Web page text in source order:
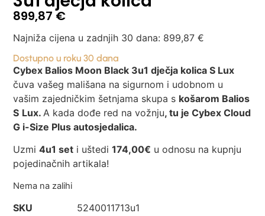
899,87€
Najniža cijena u zadnjih 30 dana: 899,87€
Dostupno u roku 30 dana
Cybex Balios Moon Black 3u1 dječja kolica S Lux
čuva vašeg mališana na sigurnom i udobnom u
vašim zajedničkim šetnjama skupa s košarom Balios
S Lux. A kada dođe red na vožnju, tu je Cybex Cloud
G i-Size Plus autosjedalica.
Uzmi4u1 set i uštedi174,00€ u odnosu na kupnju
pojedinačnih artikala!
Nema na zalihi
SKU
5240011713u1